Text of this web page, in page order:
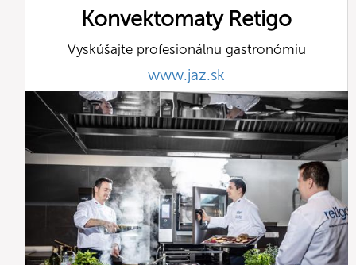
Konvektomaty Retigo
Vyskúšajte profesionálnu gastronómiu
www.jaz.sk